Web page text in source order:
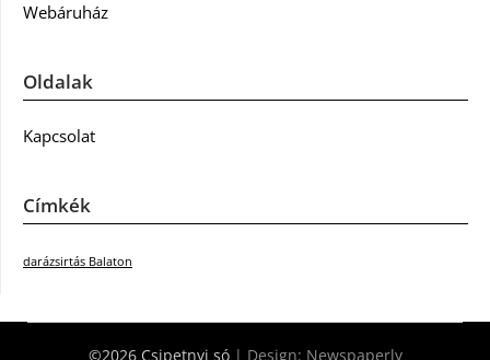
Webáruház
Oldalak
Kapcsolat
Címkék
darázsirtás Balaton
©2026 Csipetnyi só | Design: Newspaperly